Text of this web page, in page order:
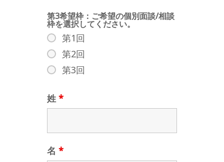
第3希望枠：ご希望の個別面談/相談
枠を選択してください。
第1回
第2回
第3回
姓 *
名 *